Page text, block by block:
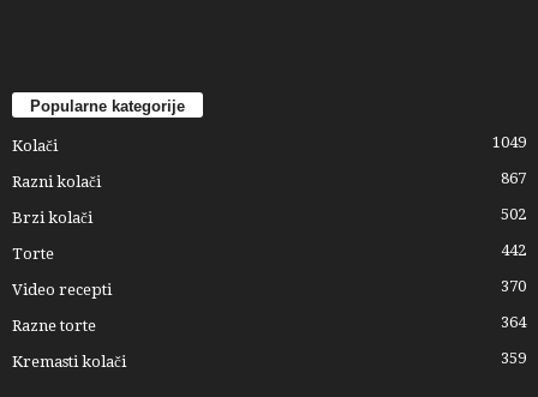
Popularne kategorije
Kolači 1049
Razni kolači 867
Brzi kolači 502
Torte 442
Video recepti 370
Razne torte 364
Kremasti kolači 359